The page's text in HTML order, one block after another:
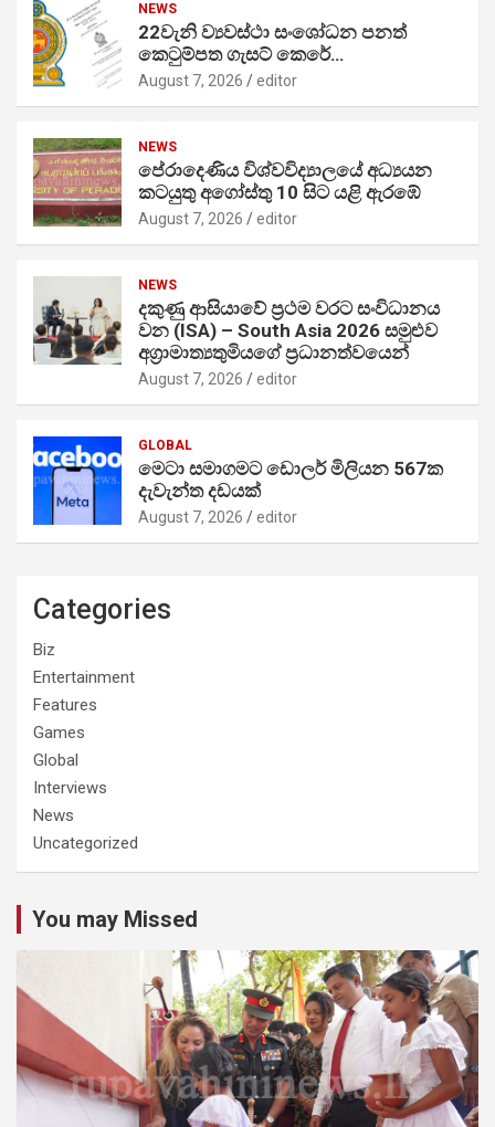
NEWS
22වැනි ව්‍යවස්ථා සංශෝධන පනත්
කෙටුම්පත ගැසට් කෙරේ…
August 7, 2026 editor
NEWS
පේරාදෙණිය විශ්වවිද්‍යාලයේ අධ්‍යයන
කටයුතු අගෝස්තු 10 සිට යළි ඇරඹේ
August 7, 2026 editor
NEWS
දකුණු ආසියාවේ ප්‍රථම වරට සංවිධානය
වන (ISA) – South Asia 2026 සමුළුව
අග්‍රාමාත්‍යතුමියගේ ප්‍රධානත්වයෙන්
August 7, 2026 editor
GLOBAL
මෙටා සමාගමට ඩොලර් මිලියන 567ක
දැවැන්ත දඩයක්
August 7, 2026 editor
Categories
Biz
Entertainment
Features
Games
Global
Interviews
News
Uncategorized
You may Missed